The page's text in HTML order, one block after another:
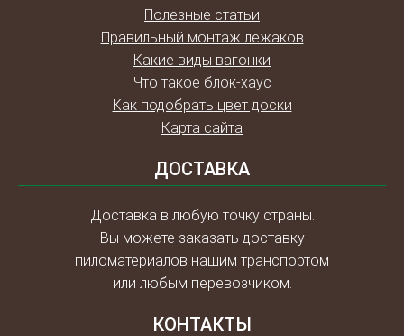
Полезные статьи
Правильный монтаж лежаков
Какие виды вагонки
Что такое блок-хаус
Как подобрать цвет доски
Карта сайта
ДОСТАВКА
Доставка в любую точку страны.
Вы можете заказать доставку
пиломатериалов нашим транспортом
или любым перевозчиком.
КОНТАКТЫ